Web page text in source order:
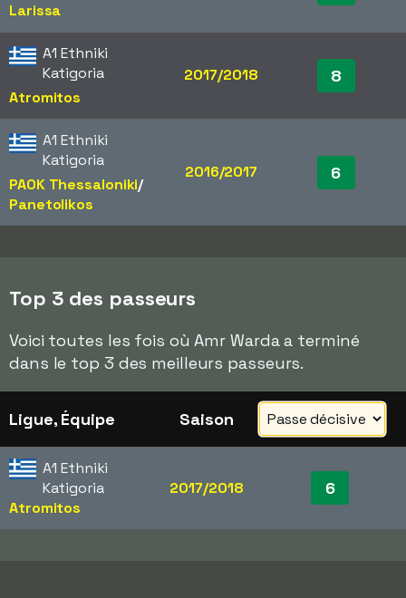
Larissa
A1 Ethniki
Katigoria
Atromitos
2017/2018 8
A1 Ethniki
Katigoria
PAOK Thessaloniki/​
Panetolikos
2016/2017 6
Top 3 des passeurs
Voici toutes les fois où Amr Warda a terminé
dans le top 3 des meilleurs passeurs.
Ligue, Équipe Saison
A1 Ethniki
Katigoria
Atromitos
2017/2018 6